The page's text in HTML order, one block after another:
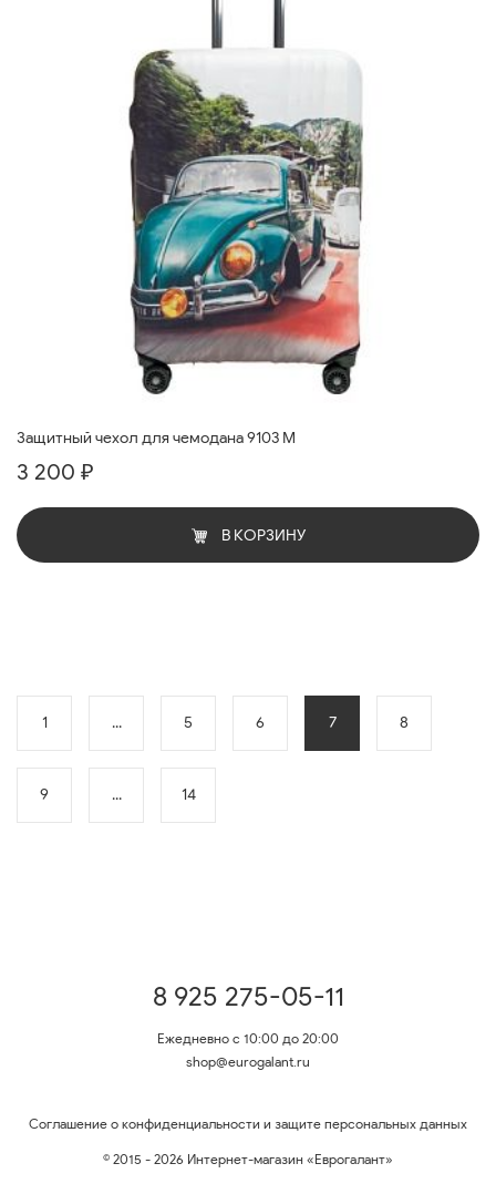
Защитный чехол для чемодана 9103 M
3 200 ₽
В КОРЗИНУ
1 ... 5 6 7 8
9 ... 14
8 925 275-05-11
Ежедневно с 10:00 до 20:00
shop@eurogalant.ru
Соглашение о конфиденциальности и защите персональных данных
© 2015 - 2026 Интернет-магазин «Еврогалант»